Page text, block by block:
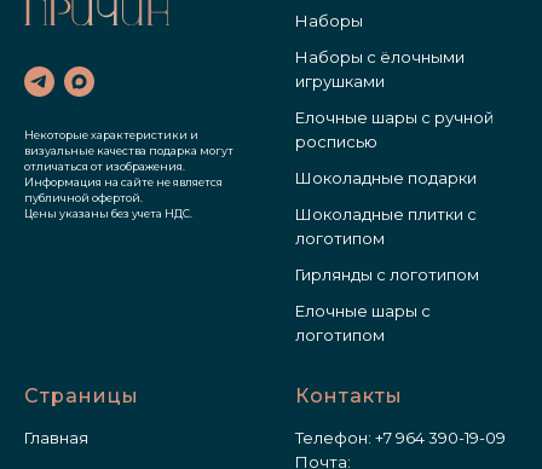
Некоторые характеристики и
визуальные качества подарка могут
отличаться от изображения.
Информация на сайте не является
публичной офертой.
Цены указаны без учета НДС.
Наборы
Наборы с ёлочными
игрушками
Елочные шары с ручной
росписью
Шоколадные подарки
Шоколадные плитки с
логотипом
Гирлянды с логотипом
Елочные шары с
логотипом
Страницы
Главная
Контакты
Телефон: +7 964 390-19-09
Почта: